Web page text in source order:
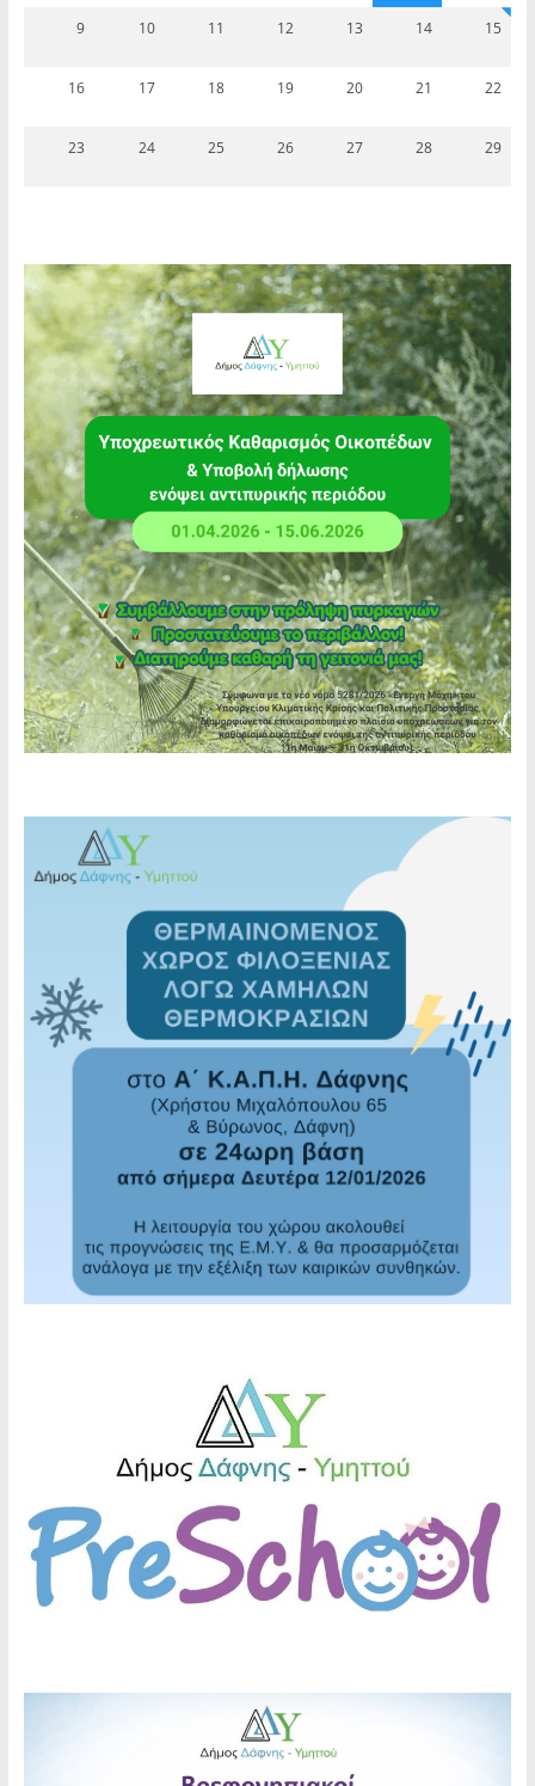
9 10 11 12 13 14 15
16 17 18 19 20 21 22
23 24 25 26 27 28 29